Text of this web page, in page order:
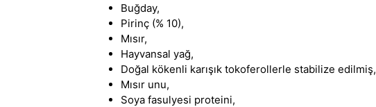
Buğday,
Pirinç (% 10),
Mısır,
Hayvansal yağ,
Doğal kökenli karışık tokoferollerle stabilize edilmiş,
Mısır unu,
Soya fasulyesi proteini,